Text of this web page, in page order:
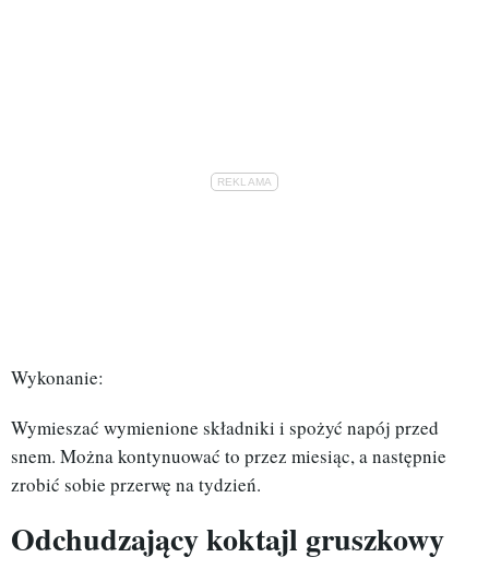
Wykonanie:
Wymieszać wymienione składniki i spożyć napój przed
snem. Można kontynuować to przez miesiąc, a następnie
zrobić sobie przerwę na tydzień.
Odchudzający koktajl gruszkowy